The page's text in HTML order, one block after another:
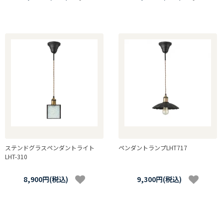
ステンドグラスペンダントライト
LHT-310
8,900円(税込)
ペンダントランプLHT717
9,300円(税込)